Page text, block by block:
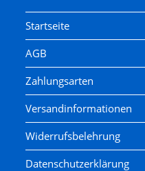
Startseite
AGB
Zahlungsarten
Versandinformationen
Widerrufsbelehrung
Datenschutzerklärung